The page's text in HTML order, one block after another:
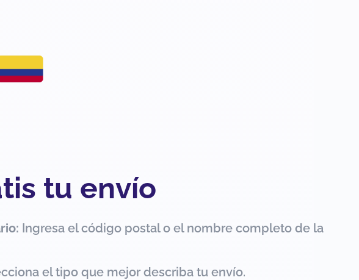
tu envío
Ingresa el código postal o el nombre completo de la
el tipo que mejor describa tu envío.